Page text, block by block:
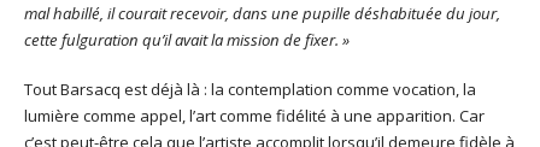
mal habillé, il courait recevoir, dans une pupille déshabituée du jour,
cette fulguration qu’il avait la mission de fixer. »
Tout Barsacq est déjà là : la contemplation comme vocation, la
lumière comme appel, l’art comme fidélité à une apparition. Car
c’est peut-être cela que l’artiste accomplit lorsqu’il demeure fidèle à